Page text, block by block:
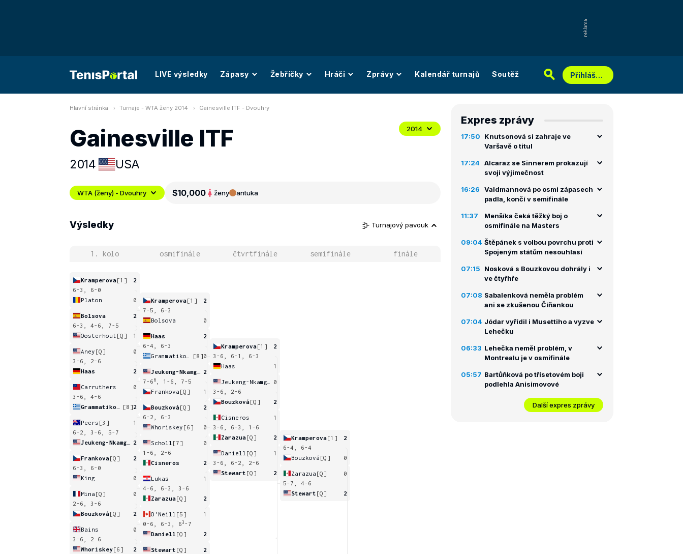
LIVE výsledky Zápasy Žebříčky Hráči Zprávy Kalendář turnajů Soutěž Přihlášení
Hlavní stránka Turnaje - WTA ženy 2014 Gainesville ITF - Dvouhry
Gainesville ITF
2014 USA
2014
WTA (ženy) - Dvouhry $10,000 ženy antuka
Výsledky Turnajový pavouk
1. kolo osmifinále čtvrtfinále semifinále finále
Kramperova[1]
2
6-3, 6-0
Platon
0
Bolsova
2
6-3, 4-6, 7-5
Oosterhout [Q] 1
Aney [Q]
0
3-6, 2-6
Haas
2
Carruthers
0
3-6, 4-6
[8]2
Peers [3]
1
6-2, 3-6, 5-7
2
Frankova[Q]
2
6-3, 6-0
King
0
Mina [Q]
0
2-6, 3-6
Bouzková[Q] 2
Bains
0
3-6, 2-6
Whoriskey[6] 2
Kramperova[1]
2
7-5, 6-3
Bolsova
0
Haas
2
6-4, 6-3
[8]0
2
7-6 6
, 1-6, 7-5
Frankova [Q] 1
Bouzková[Q]
2
6-2, 6-3
Whoriskey [6] 0
Scholl [7]
0
1-6, 2-6
Cisneros
2
Lukas
1
4-6, 6-3, 3-6
Zarazua[Q] 2
O'Neill [5]
1
0-6, 6-3, 63 -7
Daniell [Q] 2
Stewart [Q]
2
Kramperova[1]
2
3-6, 6-1, 6-3
Haas
1
0
3-6, 2-6
Bouzková[Q] 2
Cisneros
1
3-6, 6-3, 1-6
Zarazua[Q] 2
Daniell [Q]
1
3-6, 6-2, 2-6
Stewart [Q] 2
Kramperova[1]
2
6-4, 6-4
Bouzková [Q] 0
Zarazua [Q]
0
5-7, 4-6
Stewart [Q] 2
Expres zprávy
17:50
Knutsonová si zahraje ve
Varšavě o titul
17:24 Alcaraz se Sinnerem prokazují
svoji výjimečnost
16:26
Valdmannová po osmi zápasech
padla, končí v semifinále
11:37
Menšíka čeká těžký boj o
osmifinále na Masters
09:04 Štěpánek s volbou povrchu proti
Spojeným státům nesouhlasí
07:15
Nosková s Bouzkovou dohrály i
ve čtyřhře
07:08 Sabalenková neměla problém
ani se zkušenou Číňankou
07:04 Jódar vyřídil i Musettiho a vyzve
Lehečku
06:33 Lehečka neměl problém, v
Montrealu je v osmifinále
05:57 Bartůňková po třísetovém boji
podlehla Anisimovové
Další expres zprávy